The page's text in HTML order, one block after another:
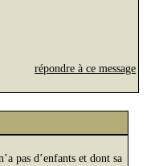
répondre à ce message
pas d’enfants et dont sa